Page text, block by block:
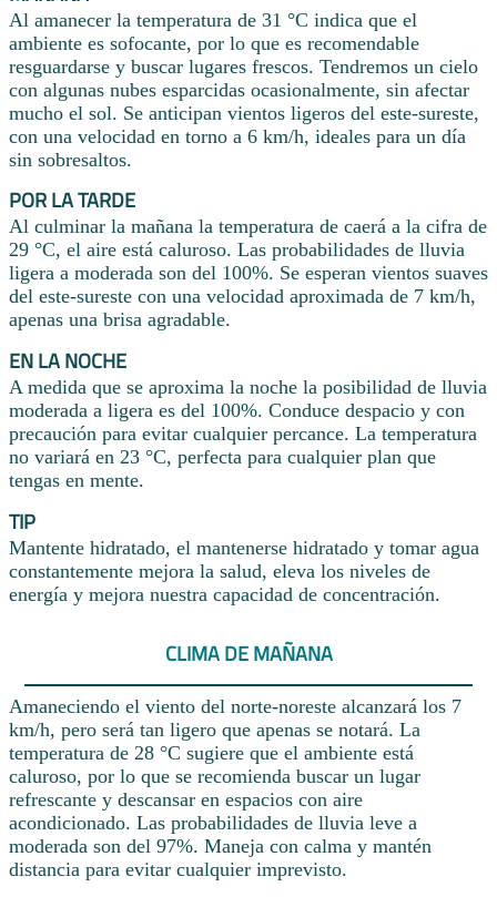
Al amanecer la temperatura de 31 °C indica que el
ambiente es sofocante, por lo que es recomendable
resguardarse y buscar lugares frescos. Tendremos un cielo
con algunas nubes esparcidas ocasionalmente, sin afectar
mucho el sol. Se anticipan vientos ligeros del este-sureste,
con una velocidad en torno a 6 km/h, ideales para un día
sin sobresaltos.
POR LA TARDE
Al culminar la mañana la temperatura de caerá a la cifra de
29 °C, el aire está caluroso. Las probabilidades de lluvia
ligera a moderada son del 100%. Se esperan vientos suaves
del este-sureste con una velocidad aproximada de 7 km/h,
apenas una brisa agradable.
EN LA NOCHE
A medida que se aproxima la noche la posibilidad de lluvia
moderada a ligera es del 100%. Conduce despacio y con
precaución para evitar cualquier percance. La temperatura
no variará en 23 °C, perfecta para cualquier plan que
tengas en mente.
TIP
Mantente hidratado, el mantenerse hidratado y tomar agua
constantemente mejora la salud, eleva los niveles de
energía y mejora nuestra capacidad de concentración.
CLIMA DE MAÑANA
Amaneciendo el viento del norte-noreste alcanzará los 7
km/h, pero será tan ligero que apenas se notará. La
temperatura de 28 °C sugiere que el ambiente está
caluroso, por lo que se recomienda buscar un lugar
refrescante y descansar en espacios con aire
acondicionado. Las probabilidades de lluvia leve a
moderada son del 97%. Maneja con calma y mantén
distancia para evitar cualquier imprevisto.